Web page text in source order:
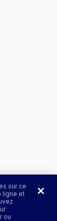
sur ce
ligne et
ou